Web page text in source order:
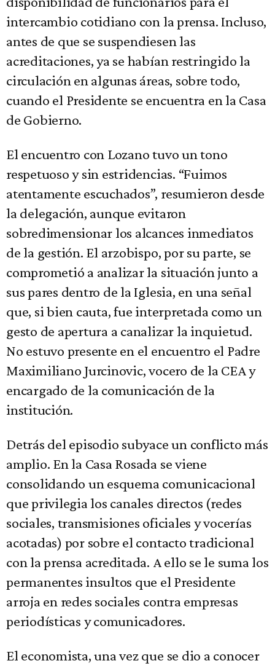
intercambio cotidiano con la prensa. Incluso,
antes de que se suspendiesen las
acreditaciones, ya se habían restringido la
circulación en algunas áreas, sobre todo,
cuando el Presidente se encuentra en la Casa
de Gobierno.
El encuentro con Lozano tuvo un tono
respetuoso y sin estridencias. “Fuimos
atentamente escuchados”, resumieron desde
la delegación, aunque evitaron
sobredimensionar los alcances inmediatos
de la gestión. El arzobispo, por su parte, se
comprometió a analizar la situación junto a
sus pares dentro de la Iglesia, en una señal
que, si bien cauta, fue interpretada como un
gesto de apertura a canalizar la inquietud.
No estuvo presente en el encuentro el Padre
Maximiliano Jurcinovic, vocero de la CEA y
encargado de la comunicación de la
institución.
Detrás del episodio subyace un conflicto más
amplio. En la Casa Rosada se viene
consolidando un esquema comunicacional
que privilegia los canales directos (redes
sociales, transmisiones oficiales y vocerías
acotadas) por sobre el contacto tradicional
con la prensa acreditada. A ello se le suma los
permanentes insultos que el Presidente
arroja en redes sociales contra empresas
periodísticas y comunicadores.
El economista, una vez que se dio a conocer